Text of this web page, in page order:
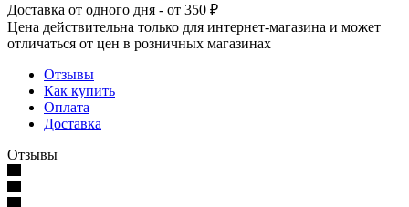
Доставка от одного дня - от 350 ₽
Цена действительна только для интернет-магазина и может
отличаться от цен в розничных магазинах
Отзывы
Как купить
Оплата
Доставка
Отзывы